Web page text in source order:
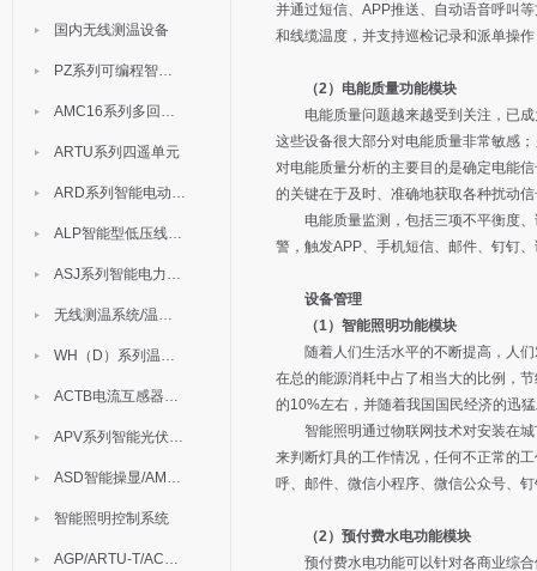
国内无线测温设备
PZ系列可编程智能表
AMC16系列多回路监控装置
ARTU系列四遥单元
ARD系列智能电动机保护器
ALP智能型低压线路保护装置
ASJ系列智能电力继电器
无线测温系统/温度巡检
WH（D）系列温湿度控制器
ACTB电流互感器过电压保护器
APV系列智能光伏汇流箱
ASD智能操显/AM中压保护
智能照明控制系统
AGP/ARTU-T/ACM/ADDC
并通过短信、APP推送、自动语音呼叫
和线缆温度，并支持巡检记录和派单操
（2）电能质量功能模块
电能质量问题越来越受到关注，已成
这些设备很大部分对电能质量非常敏感
对电能质量分析的主要目的是确定电能
的关键在于及时、准确地获取各种扰动
电能质量监测，包括三项不平衡度、
警，触发APP、手机短信、邮件、钉钉
设备管理
（1）智能照明功能模块
随着人们生活水平的不断提高，人们
在总的能源消耗中占了相当大的比例，
的10%左右，并随着我国国民经济的迅
智能照明通过物联网技术对安装在城
来判断灯具的工作情况，任何不正常的
呼、邮件、微信小程序、微信公众号、
（2）预付费水电功能模块
预付费水电功能可以针对各商业综合